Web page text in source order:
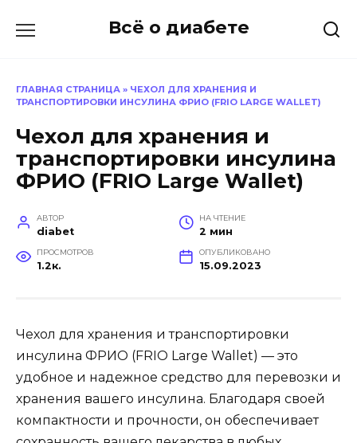
Всё о диабете
ГЛАВНАЯ СТРАНИЦА » ЧЕХОЛ ДЛЯ ХРАНЕНИЯ И
ТРАНСПОРТИРОВКИ ИНСУЛИНА ФРИО (FRIO LARGE WALLET)
Чехол для хранения и
транспортировки инсулина
ФРИО (FRIO Large Wallet)
АВТОР
diabet
НА ЧТЕНИЕ
2 мин
ПРОСМОТРОВ
1.2к.
ОПУБЛИКОВАНО
15.09.2023
Чехол для хранения и транспортировки
инсулина ФРИО (FRIO Large Wallet) — это
удобное и надежное средство для перевозки и
хранения вашего инсулина. Благодаря своей
компактности и прочности, он обеспечивает